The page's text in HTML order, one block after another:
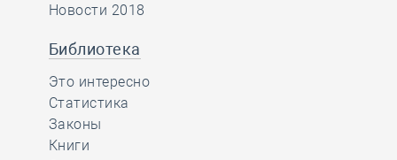
Новости 2018
Библиотека
Это интересно
Статистика
Законы
Книги